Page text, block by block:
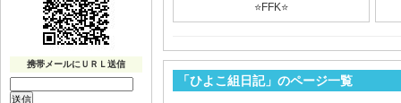
⭐️FFK⭐️
「ひよこ組日記」のページ一覧
携帯メールにＵＲＬ送信